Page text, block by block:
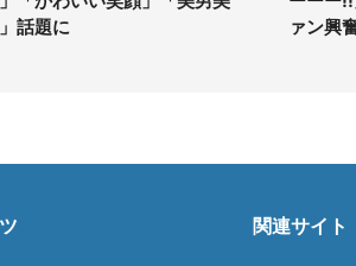
話題に
ァン興
関連サイト